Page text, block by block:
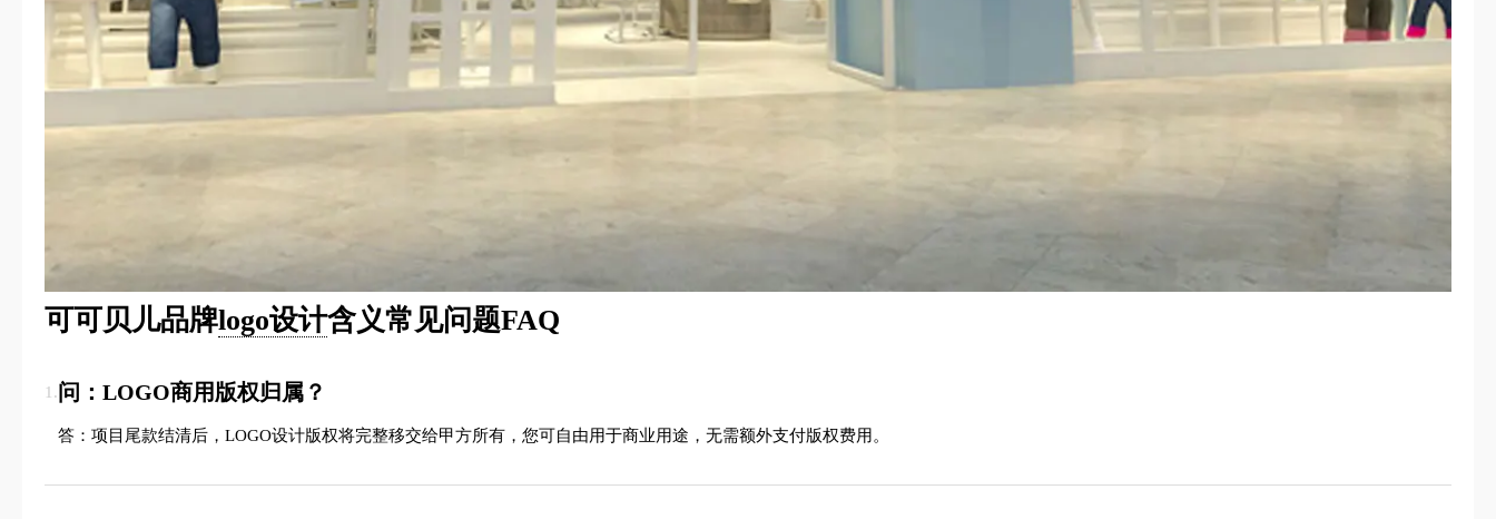
可可贝儿品牌logo设计含义常见问题FAQ
1.问：LOGO商用版权归属？
答：项目尾款结清后，LOGO设计版权将完整移交给甲方所有，您可自由用于商业用途，无需额外支付版权费用。